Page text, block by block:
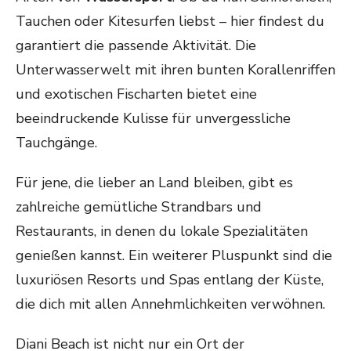
Tauchen oder Kitesurfen liebst – hier findest du
garantiert die passende Aktivität. Die
Unterwasserwelt mit ihren bunten Korallenriffen
und exotischen Fischarten bietet eine
beeindruckende Kulisse für unvergessliche
Tauchgänge.
Für jene, die lieber an Land bleiben, gibt es
zahlreiche gemütliche Strandbars und
Restaurants, in denen du lokale Spezialitäten
genießen kannst. Ein weiterer Pluspunkt sind die
luxuriösen Resorts und Spas entlang der Küste,
die dich mit allen Annehmlichkeiten verwöhnen.
Diani Beach ist nicht nur ein Ort der